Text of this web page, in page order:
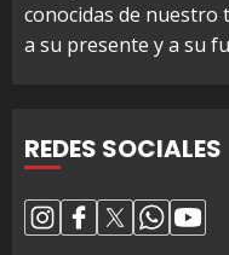
conocidas de nuestro
a su presente y a su
REDES SOCIALES